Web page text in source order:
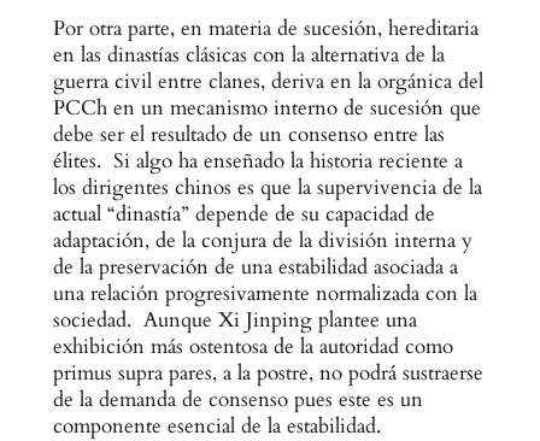
Por otra parte, en materia de sucesión, hereditaria
en las dinastías clásicas con la alternativa de la
guerra civil entre clanes, deriva en la orgánica del
PCCh en un mecanismo interno de sucesión que
debe ser el resultado de un consenso entre las
élites. Si algo ha enseñado la historia reciente a
los dirigentes chinos es que la supervivencia de la
actual “dinastía” depende de su capacidad de
adaptación, de la conjura de la división interna y
de la preservación de una estabilidad asociada a
una relación progresivamente normalizada con la
sociedad. Aunque Xi Jinping plantee una
exhibición más ostentosa de la autoridad como
primus supra pares, a la postre, no podrá sustraerse
de la demanda de consenso pues este es un
componente esencial de la estabilidad.